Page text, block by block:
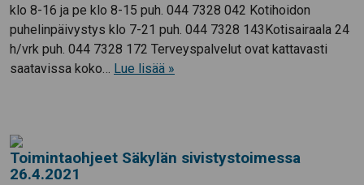
klo 8-16 ja pe klo 8-15 puh. 044 7328 042 Kotihoidon
puhelinpäivystys klo 7-21 puh. 044 7328 143Kotisairaala 24
h/vrk puh. 044 7328 172 Terveyspalvelut ovat kattavasti
saatavissa koko… Lue lisää »
Toimintaohjeet Säkylän sivistystoimessa
26.4.2021